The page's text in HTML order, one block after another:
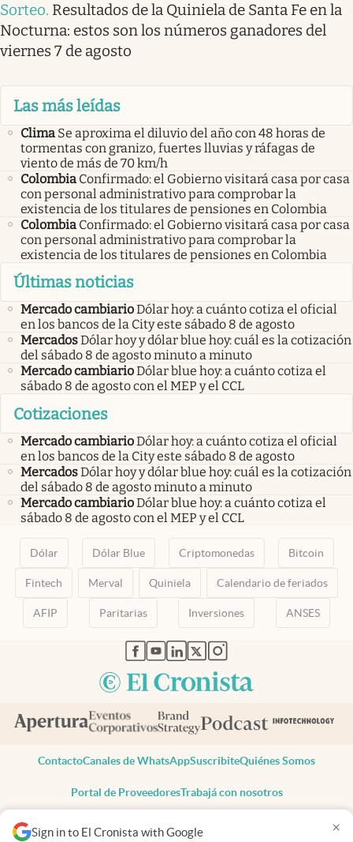
Sign in to El Cronista with Google ×
Sorteo. Resultados de la Quiniela de Santa Fe en la
Nocturna: estos son los números ganadores del
viernes 7 de agosto
Las más leídas
Clima Se aproxima el diluvio del año con 48 horas de
tormentas con granizo, fuertes lluvias y ráfagas de
viento de más de 70 km/h
Colombia Confirmado: el Gobierno visitará casa por casa
con personal administrativo para comprobar la
existencia de los titulares de pensiones en Colombia
Colombia Confirmado: el Gobierno visitará casa por casa
con personal administrativo para comprobar la
existencia de los titulares de pensiones en Colombia
Últimas noticias
Mercado cambiarioDólar hoy: a cuánto cotiza el oficial
en los bancos de la City este sábado 8 de agosto
MercadosDólar hoy y dólar blue hoy: cuál es la cotización
del sábado 8 de agosto minuto a minuto
Mercado cambiarioDólar blue hoy: a cuánto cotiza el
sábado 8 de agosto con el MEP y el CCL
Cotizaciones
Mercado cambiarioDólar hoy: a cuánto cotiza el oficial
en los bancos de la City este sábado 8 de agosto
MercadosDólar hoy y dólar blue hoy: cuál es la cotización
del sábado 8 de agosto minuto a minuto
Mercado cambiarioDólar blue hoy: a cuánto cotiza el
sábado 8 de agosto con el MEP y el CCL
Dólar Dólar Blue Criptomonedas Bitcoin
Fintech Merval Quiniela Calendario de feriados
AFIP Paritarias Inversiones ANSES
abre en nueva pestaña
abre en nueva pestaña
abre en nueva pestaña
abre en nueva pestaña
abre en nueva pestaña
ContactoCanales de WhatsAppSuscribiteQuiénes Somos
Portal de ProveedoresTrabajá con nosotros
Todos los derechos reservados